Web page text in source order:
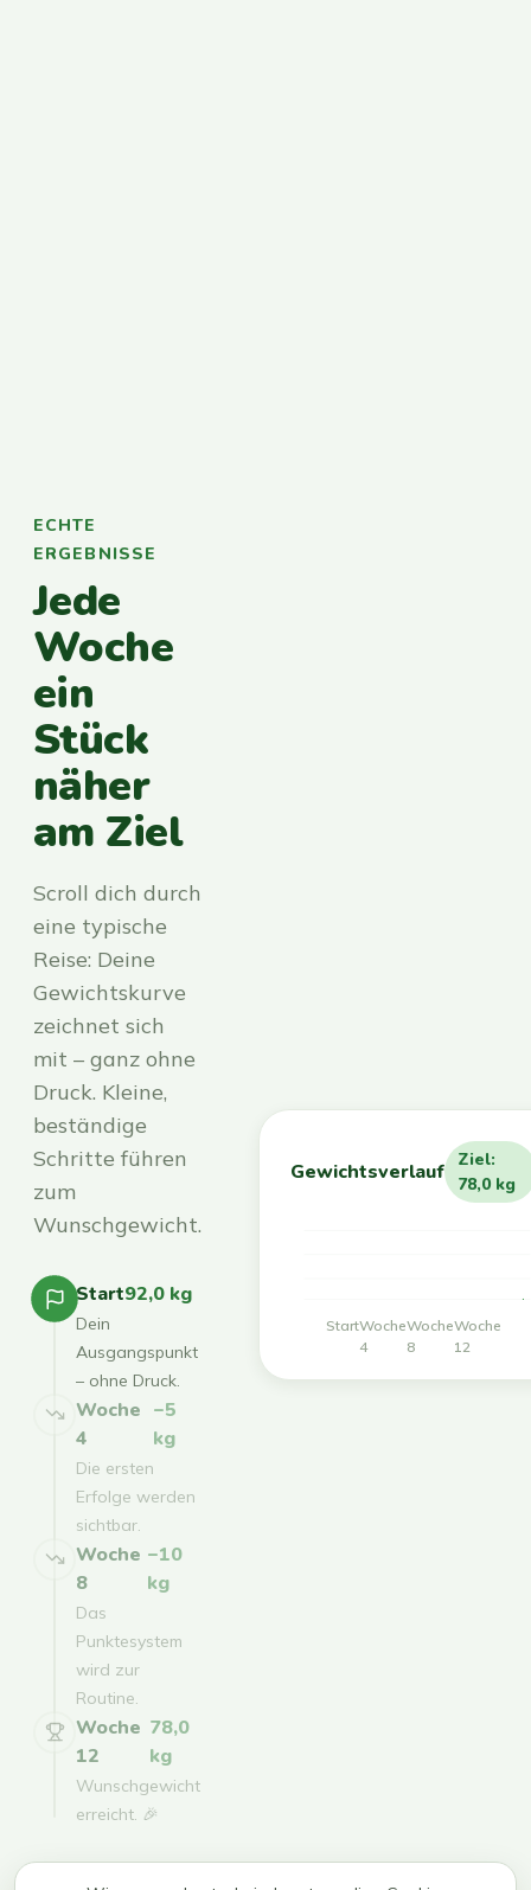
ECHTE
ERGEBNISSE
Jede
Woche
ein
Stück
näher
am Ziel
Scroll dich durch
eine typische
Reise: Deine
Gewichtskurve
zeichnet sich
mit – ganz ohne
Druck. Kleine,
beständige
Schritte führen
zum
Wunschgewicht.
Start92,0 kg
Dein
Ausgangspunkt
– ohne Druck.
Woche
4
−5
kg
Die ersten
Erfolge werden
sichtbar.
Woche
8
−10
kg
Das
Punktesystem
wird zur
Routine.
Woche
12
78,0
kg
Wunschgewicht
erreicht. 🎉
Gewichtsverlauf
Ziel:
78,0 kg
StartWoche
4
Woche
8
Woche
12